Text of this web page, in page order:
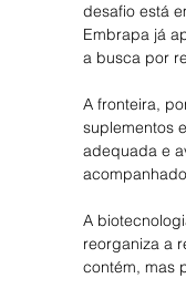
desafio está
Embrapa já
a busca por
A fronteira,
suplementos
adequada e
A
reorganiza a
contém, mas